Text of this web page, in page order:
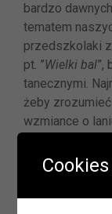
bardzo
tematem
przedszkolaki z
pt. ”Wielki bal”,
tanecznymi.
żeby
wzmiance o
„narzędziu”
W okresie
Cookies